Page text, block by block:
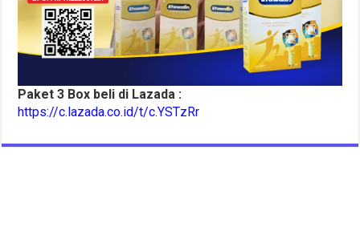
Paket 3 Box beli di Lazada :
https://c.lazada.co.id/t/c.YSTzRr